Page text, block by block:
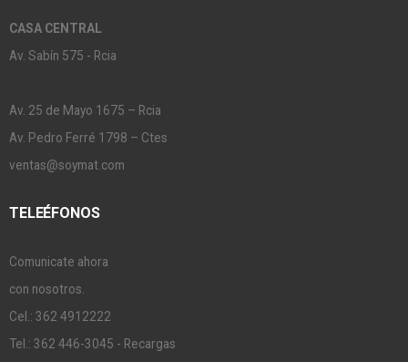
CASA CENTRAL
Av. Sabín 575 - Rcia
Av. 25 de Mayo 1675 – Rcia
Av. Pedro Ferré 1798 – Ctes
ventas@soymat.com
TELEÉFONOS
Comunicate ahora
con nosotros.
Cel.: 362 4912222
Tel.: 362 446-3045 - Recargas